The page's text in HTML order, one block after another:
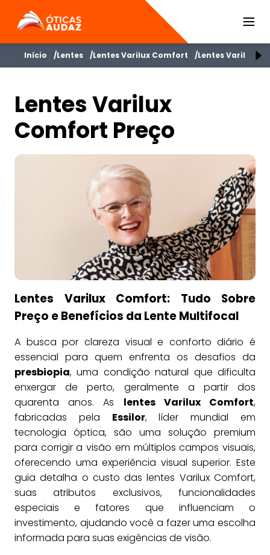
ÓTICAS AUDAZ
Início Lentes Lentes Varilux Comfort Lentes Varilux
Lentes Varilux
Comfort Preço
Lentes Varilux Comfort: Tudo Sobre
Preço e Benefícios da Lente Multifocal
A busca por clareza visual e conforto diário é
essencial para quem enfrenta os desafios da
presbiopia, uma condição natural que dificulta
enxergar de perto, geralmente a partir dos
quarenta anos. As lentes Varilux Comfort,
fabricadas pela Essilor, líder mundial em
tecnologia óptica, são uma solução premium
para corrigir a visão em múltiplos campos visuais,
oferecendo uma experiência visual superior. Este
guia detalha o custo das lentes Varilux Comfort,
suas atributos exclusivos, funcionalidades
especiais e fatores que influenciam o
investimento, ajudando você a fazer uma escolha
informada para suas exigências de visão.